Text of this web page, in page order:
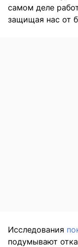
самом деле
защищая нас от
Исследования
подумывают